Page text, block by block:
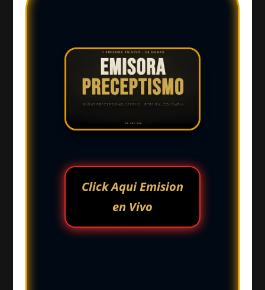
Click Aqui Emision
en Vivo